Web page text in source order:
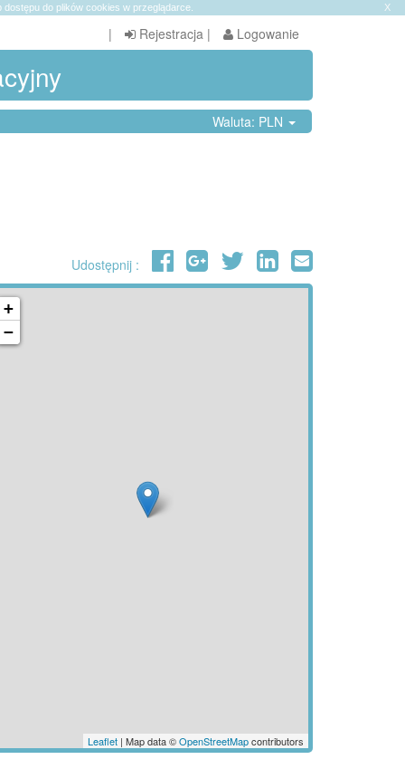
X
do plików cookies w przeglądarce.
| Rejestracja | Logowanie
Waluta: PLN
Udostępnij :
+
−
Leaflet | Map data ©OpenStreetMapcontributors